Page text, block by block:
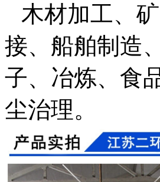
木材加工、
接、船舶制造
子、冶炼、食
尘治理。